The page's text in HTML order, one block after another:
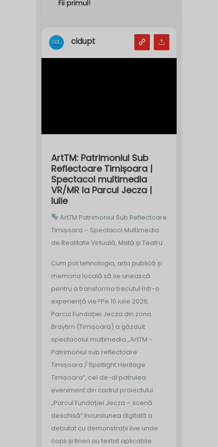
Fii primul!
cidupt
ArtTM: Patrimoniul Sub
Reflectoare Timișoara |
Spectacol multimedia
VR/MR la Parcul Jecza |
Iulie
ArtTM Patrimoniul Sub Reflectoare
Timișoara – Spectacol Multimedia
de Realitate Virtuală, Mixtă și Teatru
Cum pot tehnologia, arta publică și
memoria locală să se unească
pentru a transforma trecutul într-o
experiență vie?Pe 10 iulie 2026,
Parcul Fundației Jecza din zona
Braytim (Timișoara) a găzduit
spectacolul multimedia „ArtTM -
Patrimoniul sub reflectoare
Timișoara / Spotlight Heritage
Timișoara”, cel de-al patrulea
eveniment din cadrul proiectului
„Parcul Fundației Jecza – scenă
deschisă”.Incursiunea digitală a
debutat cu demonstrații live unde
copii și tineri au testat aplicațiile